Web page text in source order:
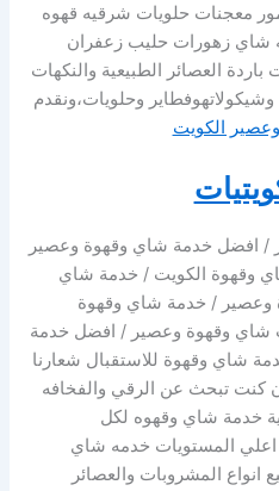
معجنات حلويات شرقيه قهوه
شاي زهورات حليب زعفران
العصائر الطبيعية والنكهات
وحلويات،ونقدم
الكويت
افضل خدمة شاي وقهوة وعصير
وقهوة الكويت / خدمة شاي
وعصير / خدمة شاي وقهوة
شاي وقهوة وعصير / افضل خدمة
شاي وقهوة للاستقبال شعارنا
كنت تبحث عن الرقي والفخافه
خدمة شاي وقهوه لكل
اعلي المستويات خدمه شاي
انواع المشروبات والعصائر